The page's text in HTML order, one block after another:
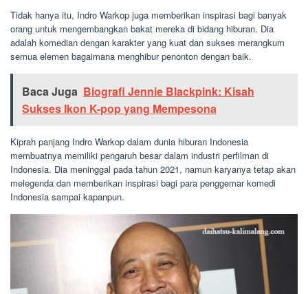
Tidak hanya itu, Indro Warkop juga memberikan inspirasi bagi banyak
orang untuk mengembangkan bakat mereka di bidang hiburan. Dia
adalah komedian dengan karakter yang kuat dan sukses merangkum
semua elemen bagaimana menghibur penonton dengan baik.
Baca Juga Biografi Jennie Blackpink: Kisah
Sukses Ikon K-pop yang Mempesona
Kiprah panjang Indro Warkop dalam dunia hiburan Indonesia
membuatnya memiliki pengaruh besar dalam industri perfilman di
Indonesia. Dia meninggal pada tahun 2021, namun karyanya tetap akan
melegenda dan memberikan inspirasi bagi para penggemar komedi
Indonesia sampai kapanpun.